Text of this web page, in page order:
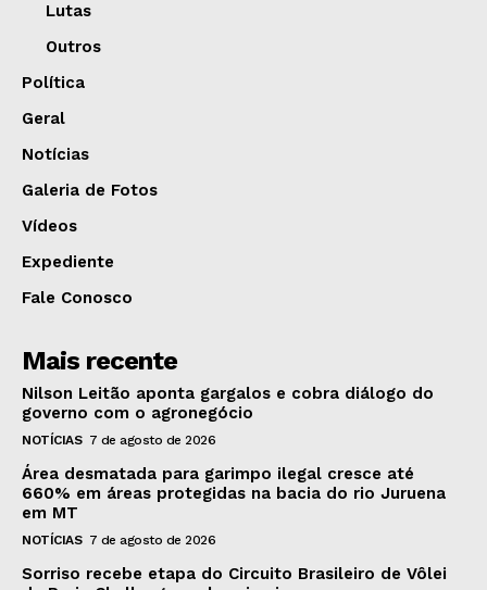
Lutas
Outros
Política
Geral
Notícias
Galeria de Fotos
Vídeos
Expediente
Fale Conosco
Mais recente
Nilson Leitão aponta gargalos e cobra diálogo do
governo com o agronegócio
NOTÍCIAS 7 de agosto de 2026
Área desmatada para garimpo ilegal cresce até
660% em áreas protegidas na bacia do rio Juruena
em MT
NOTÍCIAS 7 de agosto de 2026
Sorriso recebe etapa do Circuito Brasileiro de Vôlei